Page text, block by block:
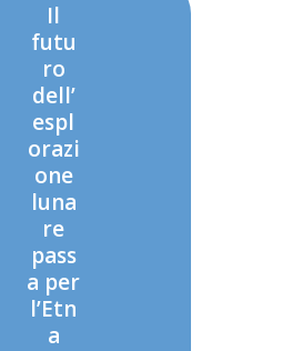
Il
futu
ro
dell’
espl
orazi
one
luna
re
pass
a per
l’Etn
a